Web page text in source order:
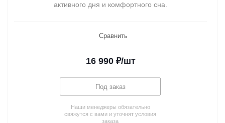
активного дня и комфортного сна.
Сравнить
16 990 ₽/шт
Под заказ
Наши менеджеры обязательно
свяжутся с вами и уточнят условия
заказа